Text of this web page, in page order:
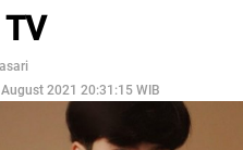
TV
2021 20:31:15 WIB